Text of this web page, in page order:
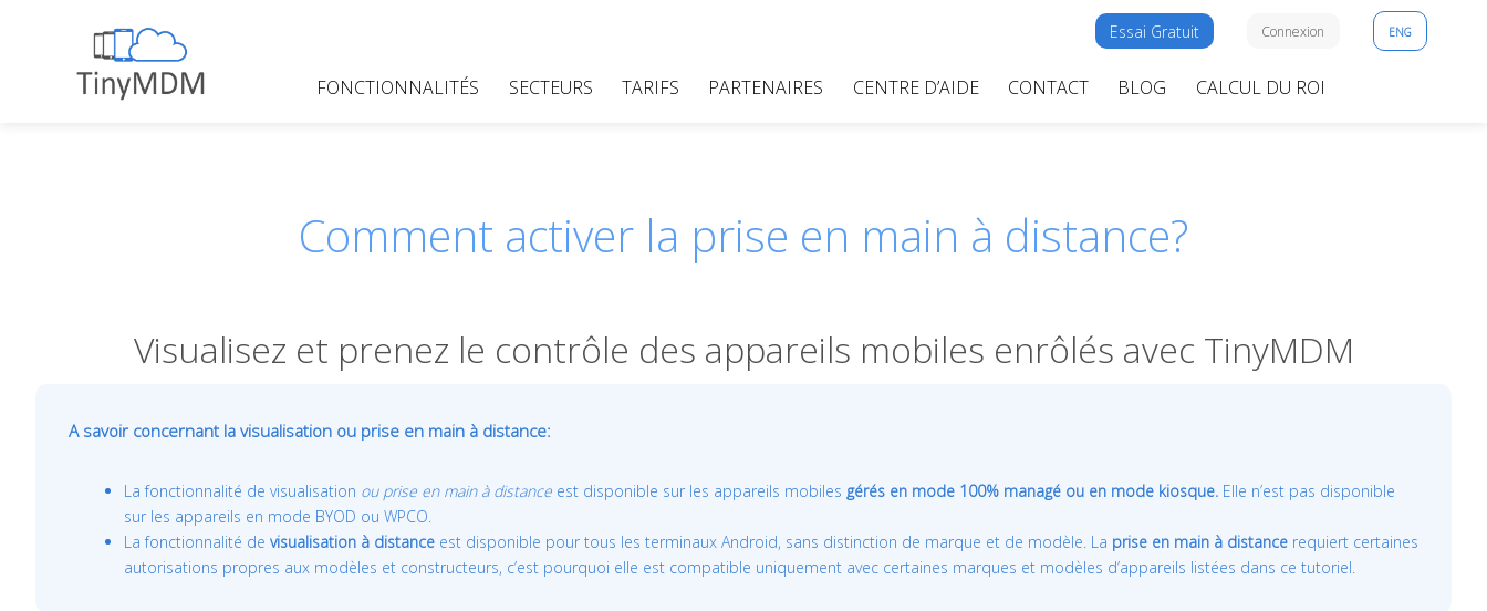
FONCTIONNALITÉS SECTEURS TARIFS PARTENAIRES CENTRE D’AIDE CONTACT BLOG CALCUL DU ROI
Essai Gratuit Connexion ENG
Comment activer la prise en main à distance?
Visualisez et prenez le contrôle des appareils mobiles enrôlés avec TinyMDM
A savoir concernant la visualisation ou prise en main à distance:
La fonctionnalité de visualisation ou prise en main à distance est disponible sur les appareils mobiles gérés en mode 100% managé ou en mode kiosque. Elle n’est pas disponible
sur les appareils en mode BYOD ou WPCO.
La fonctionnalité de visualisation à distance est disponible pour tous les terminaux Android, sans distinction de marque et de modèle. La prise en main à distance requiert certaines
autorisations propres aux modèles et constructeurs, c’est pourquoi elle est compatible uniquement avec certaines marques et modèles d’appareils listées dans ce tutoriel.